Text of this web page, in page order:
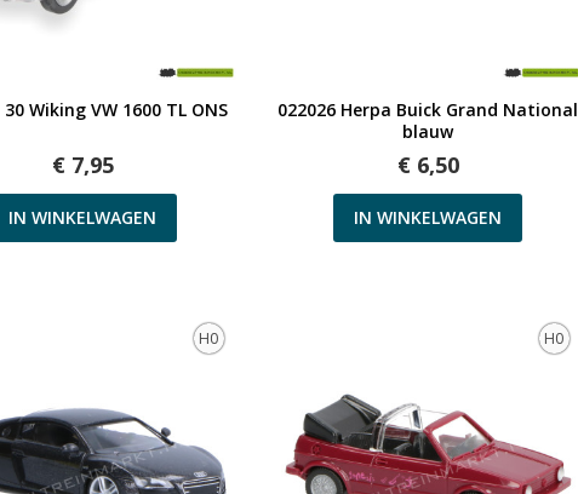
Snel bekijken
30 Wiking VW 1600 TL ONS
€ 7,95
IN WINKELWAGEN
Snel bekijken
022026 Herpa Buick Grand National
blauw
€ 6,50
IN WINKELWAGEN
H0 H0